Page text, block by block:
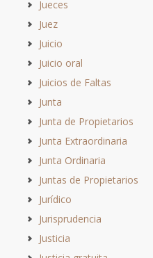
Jueces
Juez
Juicio
Juicio oral
Juicios de Faltas
Junta
Junta de Propietarios
Junta Extraordinaria
Junta Ordinaria
Juntas de Propietarios
Jurídico
Jurisprudencia
Justicia